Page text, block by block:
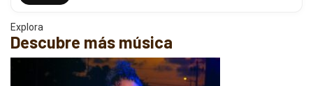
Explora
Descubre más música